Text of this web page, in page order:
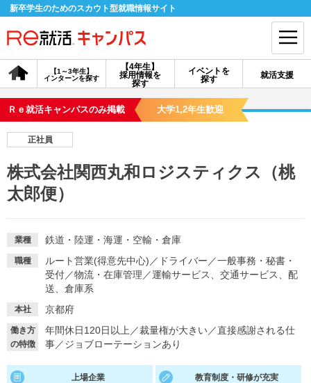
新卒学生のためのスカウト型就職情報サイト
【4年生】
採用情報を
探す
【1～3年生】
インターンを探す
イベントを
探す
就活支援
会員登録 ログイン
会員ID・パスワードを忘れた方はこちら
探す
【4年生】
イベントを探す スカウト お知らせ
就活支援 就活コラム
Ｒｅ就活キャンパスのみ掲載 大学1,2年生歓迎
正社員
株式会社関西丸和ロジスティクス（桃
太郎便）
業種 鉄道・陸運・海運・空輸・倉庫
職種 ルート営業(得意先中心) ／ ドライバー ／一般事務・秘書・
受付／物流・在庫管理 ／運輸サービス、交通サービス、配
送、倉庫系
本社 京都府
働き方
の特徴
年間休日120日以上 ／裁量権が大きい／直接感謝される仕
事／ジョブローテーションあり
上場企業 教育制度・研修が充実